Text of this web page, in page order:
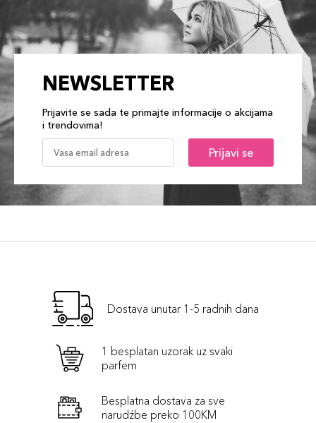
NEWSLETTER
Prijavite se sada te primajte informacije o akcijama
i trendovima!
Prijavi se
Dostava unutar 1-5 radnih dana
1 besplatan uzorak uz svaki
parfem
Besplatna dostava za sve
narudźbe preko 100KM